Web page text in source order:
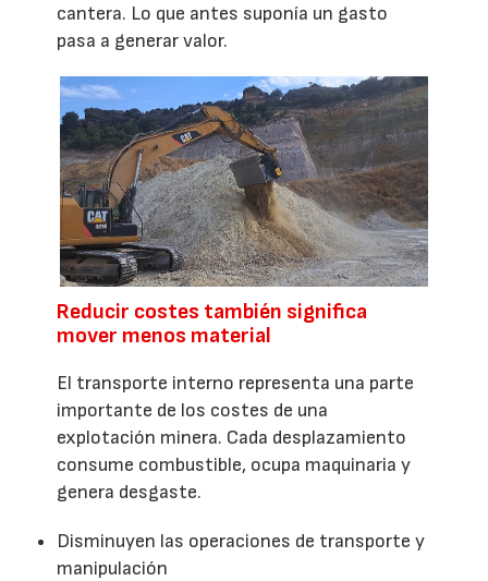
cantera. Lo que antes suponía un gasto
pasa a generar valor.
Reducir costes también significa
mover menos material
El transporte interno representa una parte
importante de los costes de una
explotación minera. Cada desplazamiento
consume combustible, ocupa maquinaria y
genera desgaste.
Disminuyen las operaciones de transporte y
manipulación